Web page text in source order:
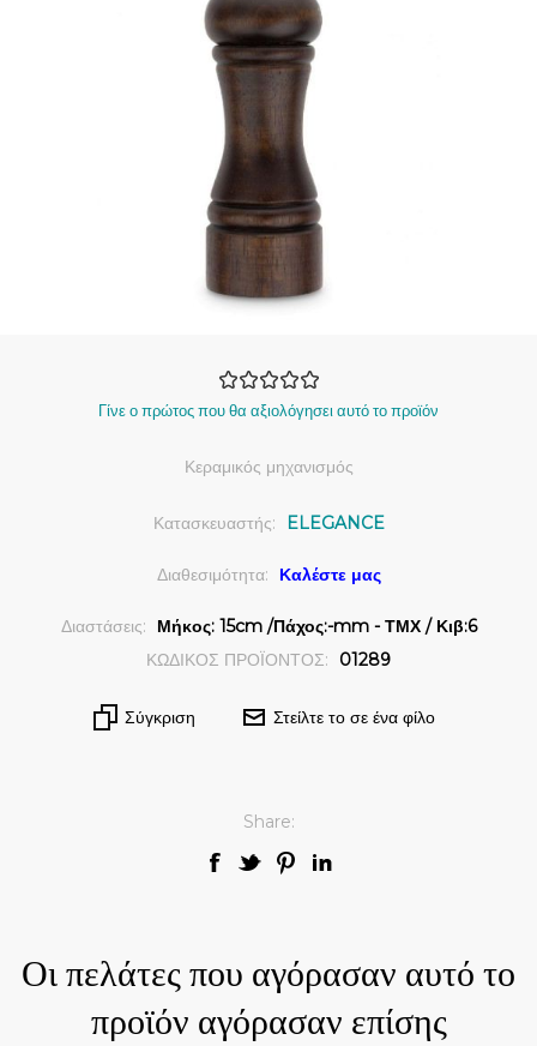
Γίνε ο πρώτος που θα αξιολόγησει αυτό το προϊόν
Κεραμικός μηχανισμός
Κατασκευαστής: ELEGANCE
Διαθεσιμότητα: Καλέστε μας
Διαστάσεις:
Μήκος: 15cm /Πάχος:-mm - ΤΜΧ / Κιβ:6
ΚΩΔΙΚΟΣ ΠΡΟΪΟΝΤΟΣ:
01289
Σύγκριση Στείλτε το σε ένα φίλο
Share:
Οι πελάτες που αγόρασαν αυτό το
προϊόν αγόρασαν επίσης